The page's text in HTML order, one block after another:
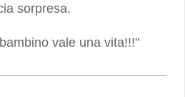
sorpresa.
vale una vita!!!"